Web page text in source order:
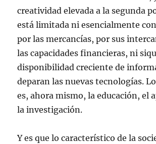
creatividad elevada a la segunda
está limitada ni esencialmente
por las mercancías, por sus
las capacidades financieras, ni
disponibilidad creciente de
deparan las nuevas tecnologías.
es, ahora mismo, la educación, el
la investigación.
Y es que lo característico de la